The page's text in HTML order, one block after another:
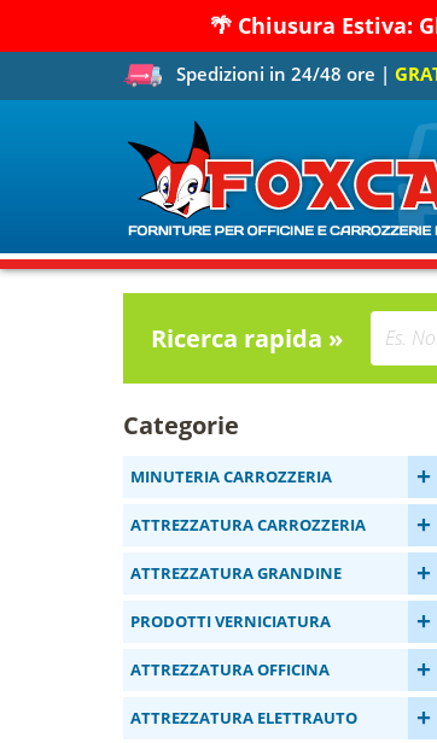
🌴 Chiusura Estiva:
Spedizioni in 24/48 ore |
Ricerca rapida »
Categorie
MINUTERIA CARROZZERIA +
ATTREZZATURA CARROZZERIA +
ATTREZZATURA GRANDINE +
PRODOTTI VERNICIATURA +
ATTREZZATURA OFFICINA +
ATTREZZATURA ELETTRAUTO +